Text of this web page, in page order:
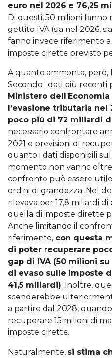
euro nel 2026 e 76,25
Di questi, 50 milioni
gettito IVA (sia nel 2026,
fanno invece riferimento
imposte dirette previsto
A quanto ammonta, però,
Secondo i dati più recenti
Ministero
l’evasione tributaria nel
poco più di 72 miliardi
necessario confrontare
2021 e previsioni di
quanto i dati disponibili
momento non vanno oltre
confronto può essere
ordini di grandezza. Nel
rilevava per 17,8 miliardi
quella di imposte dirette
Anche limitando il
riferimento, con questa
di poter recuperare
gap di IVA (50 milioni su
di evaso sulle imposte
41,5 miliardi). Inoltre,
scenderebbe
a partire dal 2028,
recuperare 15 milioni di
imposte dirette.
Naturalmente, si stima